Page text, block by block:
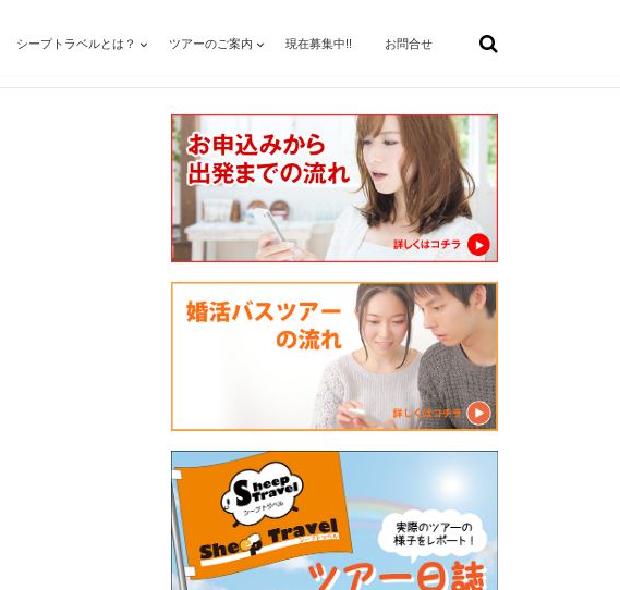
シープトラベルとは？ ツアーのご案内 現在募集中!! お問合せ